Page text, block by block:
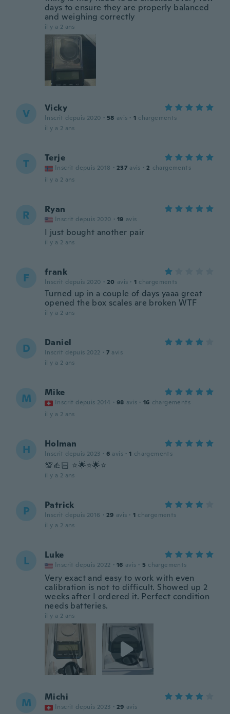
days to ensure they are properly balanced
and weighing correctly
il y a 2 ans
V Vicky
Inscrit depuis 2020 · 58 avis · 1 chargements
il y a 2 ans
T Terje
Inscrit depuis 2018 · 237 avis · 2 chargements
il y a 2 ans
R Ryan
Inscrit depuis 2020 · 19 avis
I just bought another pair
il y a 2 ans
F frank
Inscrit depuis 2020 · 20 avis · 1 chargements
Turned up in a couple of days yaaa great
opened the box scales are broken WTF
il y a 2 ans
D Daniel
Inscrit depuis 2022 · 7 avis
il y a 2 ans
M Mike
Inscrit depuis 2014 · 98 avis · 16 chargements
il y a 2 ans
H Holman
Inscrit depuis 2023 · 6 avis · 1 chargements
💯👍🏻 ⭐️🌟⭐️🌟⭐️
il y a 2 ans
P Patrick
Inscrit depuis 2016 · 29 avis · 1 chargements
il y a 2 ans
L Luke
Inscrit depuis 2022 · 16 avis · 5 chargements
Very exact and easy to work with even
calibration is not to difficult. Showed up 2
weeks after I ordered it. Perfect condition
needs batteries.
il y a 2 ans
M Michi
Inscrit depuis 2023 · 29 avis